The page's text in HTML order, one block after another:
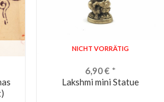
NICHT VORRÄTIG
6,90€ *
Lakshmi mini Statue